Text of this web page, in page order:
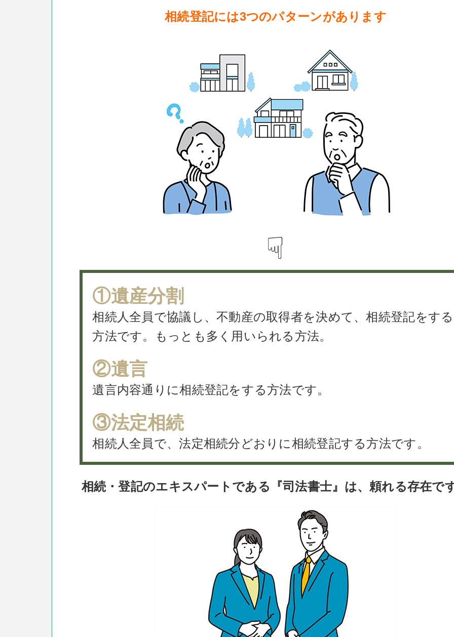
相続登記には3つのパターンがあります
☟
①遺産分割
相続人全員で協議し、不動産の取得者を決めて、相続登記をする
方法です。もっとも多く用いられる方法。
②遺言
遺言内容通りに相続登記をする方法です。
③法定相続
相続人全員で、法定相続分どおりに相続登記する方法です。
相続・登記のエキスパートである『司法書士』は、頼れる存在で